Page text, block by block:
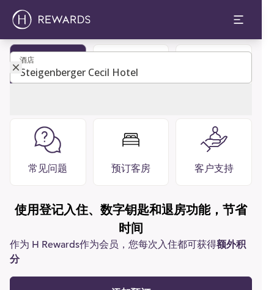
酒店
酒店
常见问题 预订客房 客户支持
使用登记入住、数字钥匙和退房功能，节省
时间
作为 H Rewards作为会员，您每次入住都可获得额外积
分